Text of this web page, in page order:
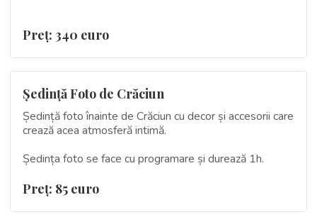
Preţ: 340 euro
Ședință Foto de Crăciun
Ședință foto înainte de Crăciun cu decor și accesorii care
crează acea atmosferă intimă.
Ședința foto se face cu programare și durează 1h.
Preţ: 85 euro